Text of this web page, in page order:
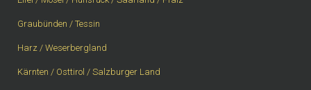
Graubünden / Tessin
Harz / Weserbergland
Kärnten / Osttirol / Salzburger Land